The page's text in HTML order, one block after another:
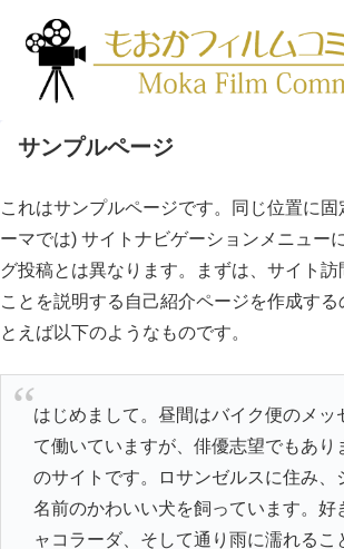
サンプルページ
これはサンプルページです。同じ位置に
ーマでは) サイトナビゲーションメニュー
グ投稿とは異なります。まずは、サイト
ことを説明する自己紹介ページを作成す
とえば以下のようなものです。
はじめまして。昼間はバイク便のメッ
て働いていますが、俳優志望でもあり
のサイトです。ロサンゼルスに住み、
名前のかわいい犬を飼っています。好
ャコラーダ、そして通り雨に濡れるこ